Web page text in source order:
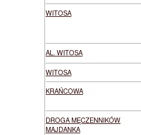
WITOSA
AL. WITOSA
WITOSA
KRAŃCOWA
DROGA MĘCZENNIKÓW
MAJDANKA